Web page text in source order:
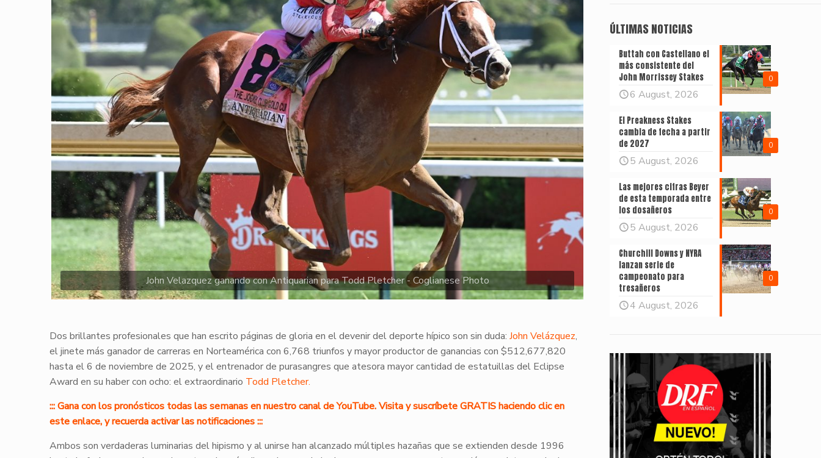
John Velazquez ganando con Antiquarian para Todd Pletcher - Coglianese Photo
Dos brillantes profesionales que han escrito páginas de gloria en el devenir del deporte hípico son sin duda: John Velázquez,
el jinete más ganador de carreras en Norteamérica con 6,768 triunfos y mayor productor de ganancias con $512,677,820
hasta el 6 de noviembre de 2025, y el entrenador de purasangres que atesora mayor cantidad de estatuillas del Eclipse
Award en su haber con ocho: el extraordinario Todd Pletcher.
::: Gana con los pronósticos todas las semanas en nuestro canal de YouTube. Visita y suscríbete GRATIS haciendo clic en
este enlace, y recuerda activar las notificaciones :::
Ambos son verdaderas luminarias del hipismo y al unirse han alcanzado múltiples hazañas que se extienden desde 1996
ÚLTIMAS NOTICIAS
0
Buttah con Castellano el
más consistente del
John Morrissey Stakes
6 August, 2026
0
El Preakness Stakes
cambia de fecha a partir
de 2027
5 August, 2026
0
Las mejores cifras Beyer
de esta temporada entre
los dosañeros
5 August, 2026
0
Churchill Downs y NYRA
lanzan serie de
campeonato para
tresañeros
4 August, 2026